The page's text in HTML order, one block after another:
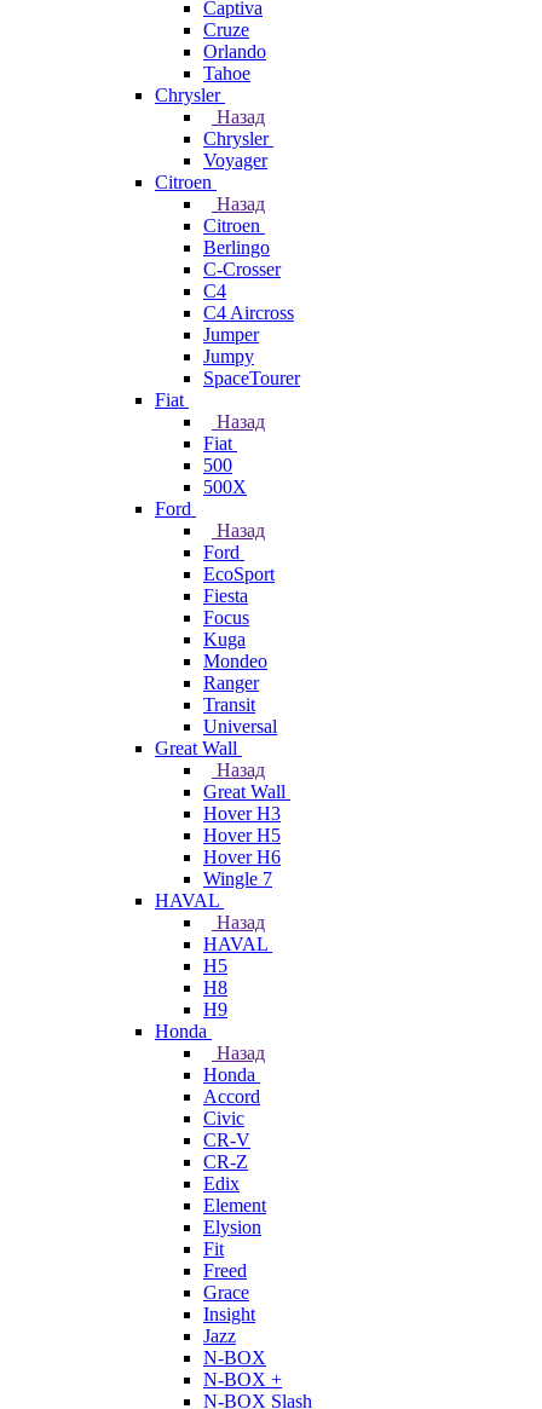
Captiva
Cruze
Orlando
Tahoe
Chrysler
Назад
Chrysler
Voyager
Citroen
Назад
Citroen
Berlingo
C-Crosser
C4
C4 Aircross
Jumper
Jumpy
SpaceTourer
Fiat
Назад
Fiat
500
500X
Ford
Назад
Ford
EcoSport
Fiesta
Focus
Kuga
Mondeo
Ranger
Transit
Universal
Great Wall
Назад
Great Wall
Hover H3
Hover H5
Hover H6
Wingle 7
HAVAL
Назад
HAVAL
H5
H8
H9
Honda
Назад
Honda
Accord
Civic
CR-V
CR-Z
Edix
Element
Elysion
Fit
Freed
Grace
Insight
Jazz
N-BOX
N-BOX +
N-BOX Slash